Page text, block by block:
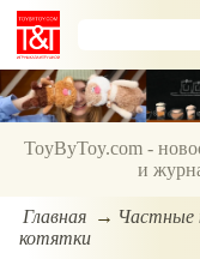
ToyByToy.com -
и
Главная Частные
котятки